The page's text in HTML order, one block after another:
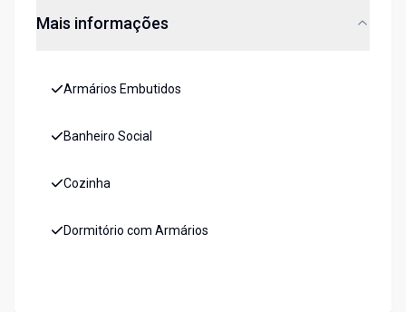
Mais informações
Armários Embutidos
Banheiro Social
Cozinha
Dormitório com Armários